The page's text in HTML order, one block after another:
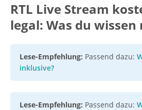
RTL Live Stream
legal: Was du wissen
Lese-Empfehlung: Passend dazu:
inklusive?
Lese-Empfehlung: Passend dazu: